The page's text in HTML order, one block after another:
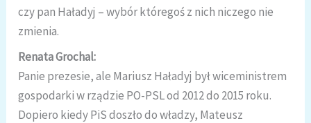
czy pan Haładyj – wybór któregoś z nich niczego nie
zmienia.
Renata Grochal:
Panie prezesie, ale Mariusz Haładyj był wiceministrem
gospodarki w rządzie PO-PSL od 2012 do 2015 roku.
Dopiero kiedy PiS doszło do władzy, Mateusz